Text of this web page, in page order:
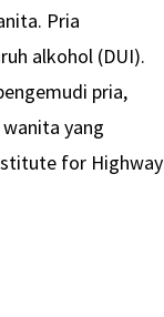
Pria
alkohol (DUI).
pria,
yang
for Highway